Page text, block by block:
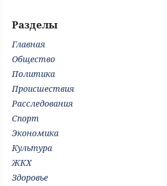
Разделы
Главная
Общество
Политика
Происшествия
Расследования
Спорт
Экономика
Культура
ЖКХ
Здоровье